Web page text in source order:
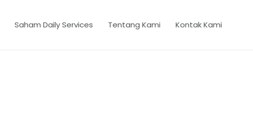
Saham Daily Services Tentang Kami Kontak Kami